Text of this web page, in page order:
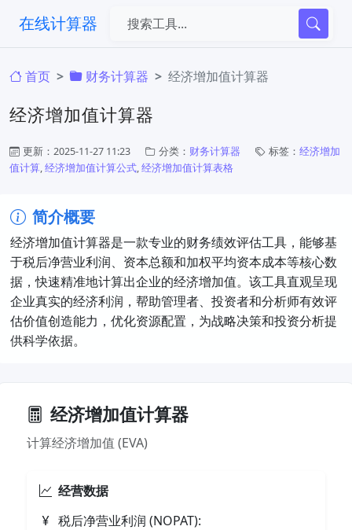
在线计算器
首页 财务计算器 经济增加值计算器
经济增加值计算器
更新：2025-11-27 11:23 分类： 财务计算器 标签： 经济增加
值计算,经济增加值计算公式,经济增加值计算表格
简介概要
经济增加值计算器是一款专业的财务绩效评估工具，能够基
于税后净营业利润、资本总额和加权平均资本成本等核心数
据，快速精准地计算出企业的经济增加值。该工具直观呈现
企业真实的经济利润，帮助管理者、投资者和分析师有效评
估价值创造能力，优化资源配置，为战略决策和投资分析提
供科学依据。
经济增加值计算器
计算经济增加值 (EVA)
经营数据
税后净营业利润 (NOPAT):